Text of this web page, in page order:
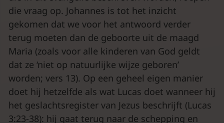
die vraag op. Johannes is tot het inzicht
gekomen dat we voor het antwoord verder
terug moeten dan de geboorte uit de maagd
Maria (zoals voor alle kinderen van God geldt
dat ze ‘niet op natuurlijke wijze geboren’
worden; vers 13). Op een geheel eigen manier
doet hij hetzelfde als wat Lucas doet wanneer hij
het geslachtsregister van Jezus beschrijft (Lucas
3:23-38): hij gaat terug naar de schepping en